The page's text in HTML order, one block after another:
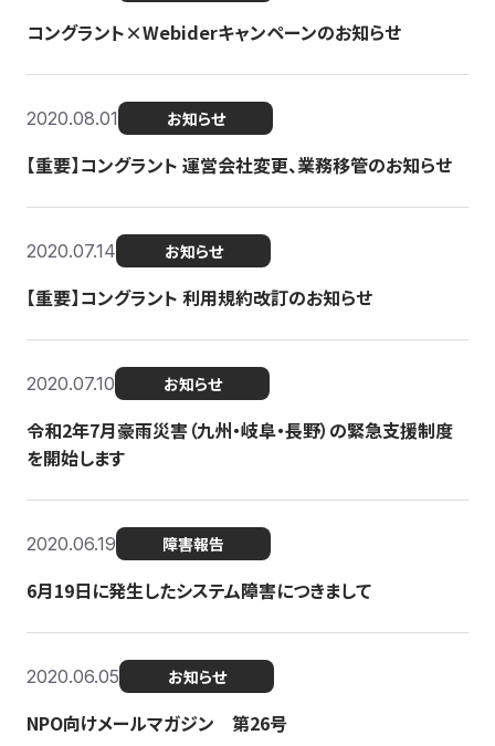
コングラント×Webiderキャンペーンのお知らせ
2020.08.01 お知らせ
【重要】コングラント 運営会社変更、業務移管のお知らせ
2020.07.14 お知らせ
【重要】コングラント 利用規約改訂のお知らせ
2020.07.10 お知らせ
令和2年7月豪雨災害（九州・岐阜・長野）の緊急支援制度
を開始します
2020.06.19 障害報告
6月19日に発生したシステム障害につきまして
2020.06.05 お知らせ
NPO向けメールマガジン 第26号